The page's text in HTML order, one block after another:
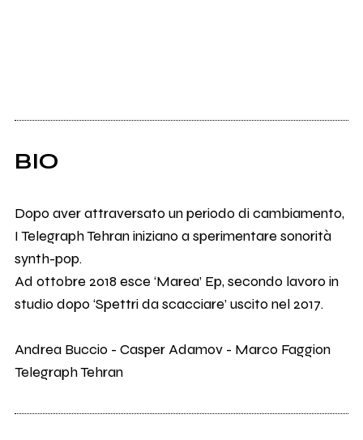
BIO
Dopo aver attraversato un periodo di cambiamento,
I Telegraph Tehran iniziano a sperimentare sonorità
synth-pop.
Ad ottobre 2018 esce ‘Marea’ Ep, secondo lavoro in
studio dopo ‘Spettri da scacciare’ uscito nel 2017.
Andrea Buccio - Casper Adamov - Marco Faggion
Telegraph Tehran